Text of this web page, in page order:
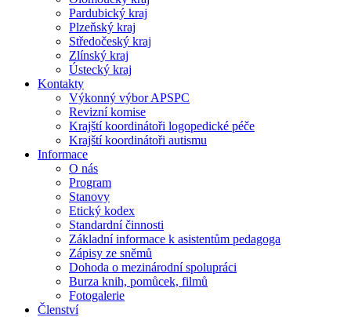
Pardubický kraj
Plzeňský kraj
Středočeský kraj
Zlínský kraj
Ústecký kraj
Kontakty
Výkonný výbor APSPC
Revizní komise
Krajští koordinátoři logopedické péče
Krajští koordinátoři autismu
Informace
O nás
Program
Stanovy
Etický kodex
Standardní činnosti
Základní informace k asistentům pedagoga
Zápisy ze sněmů
Dohoda o mezinárodní spolupráci
Burza knih, pomůcek, filmů
Fotogalerie
Členství